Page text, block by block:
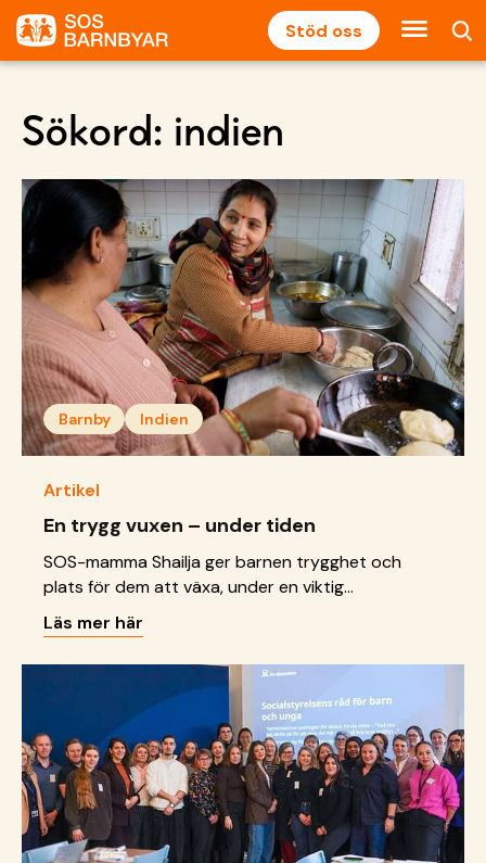
Stöd oss
Sökord: indien
Barnby Indien
Artikel
En trygg vuxen – under tiden
SOS-mamma Shailja ger barnen trygghet och
plats för dem att växa, under en viktig
övergångsfas.
Läs mer här